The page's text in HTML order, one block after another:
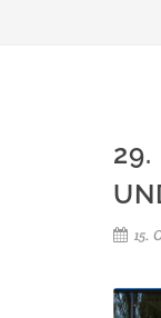
29.
15.